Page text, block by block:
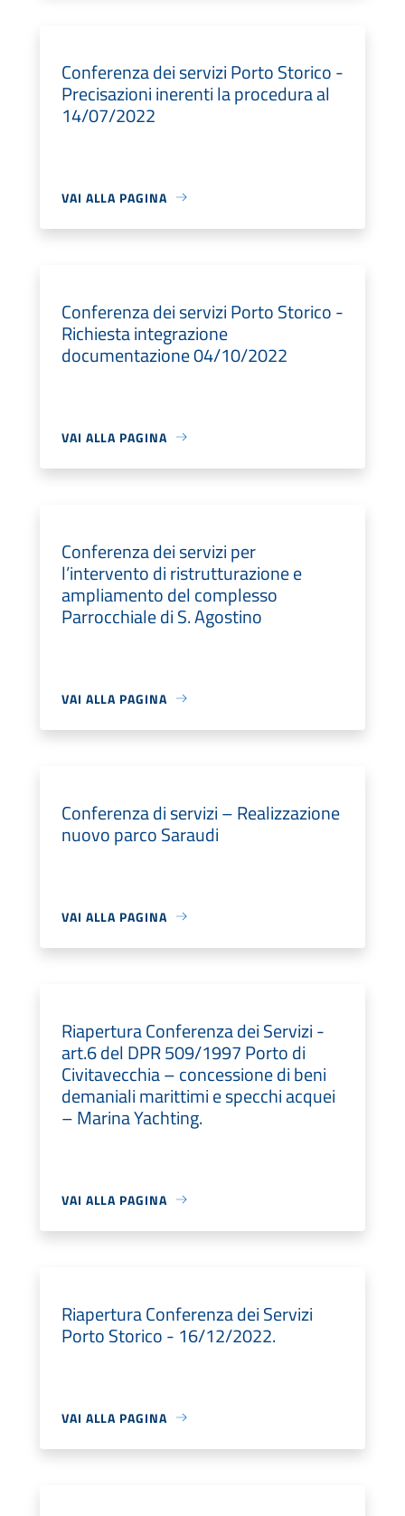
Conferenza dei servizi Porto Storico -
Precisazioni inerenti la procedura al
14/07/2022
VAI ALLA PAGINA
Conferenza dei servizi Porto Storico -
Richiesta integrazione
documentazione 04/10/2022
VAI ALLA PAGINA
Conferenza dei servizi per
l’intervento di ristrutturazione e
ampliamento del complesso
Parrocchiale di S. Agostino
VAI ALLA PAGINA
Conferenza di servizi – Realizzazione
nuovo parco Saraudi
VAI ALLA PAGINA
Riapertura Conferenza dei Servizi -
art.6 del DPR 509/1997 Porto di
Civitavecchia – concessione di beni
demaniali marittimi e specchi acquei
– Marina Yachting.
VAI ALLA PAGINA
Riapertura Conferenza dei Servizi
Porto Storico - 16/12/2022.
VAI ALLA PAGINA